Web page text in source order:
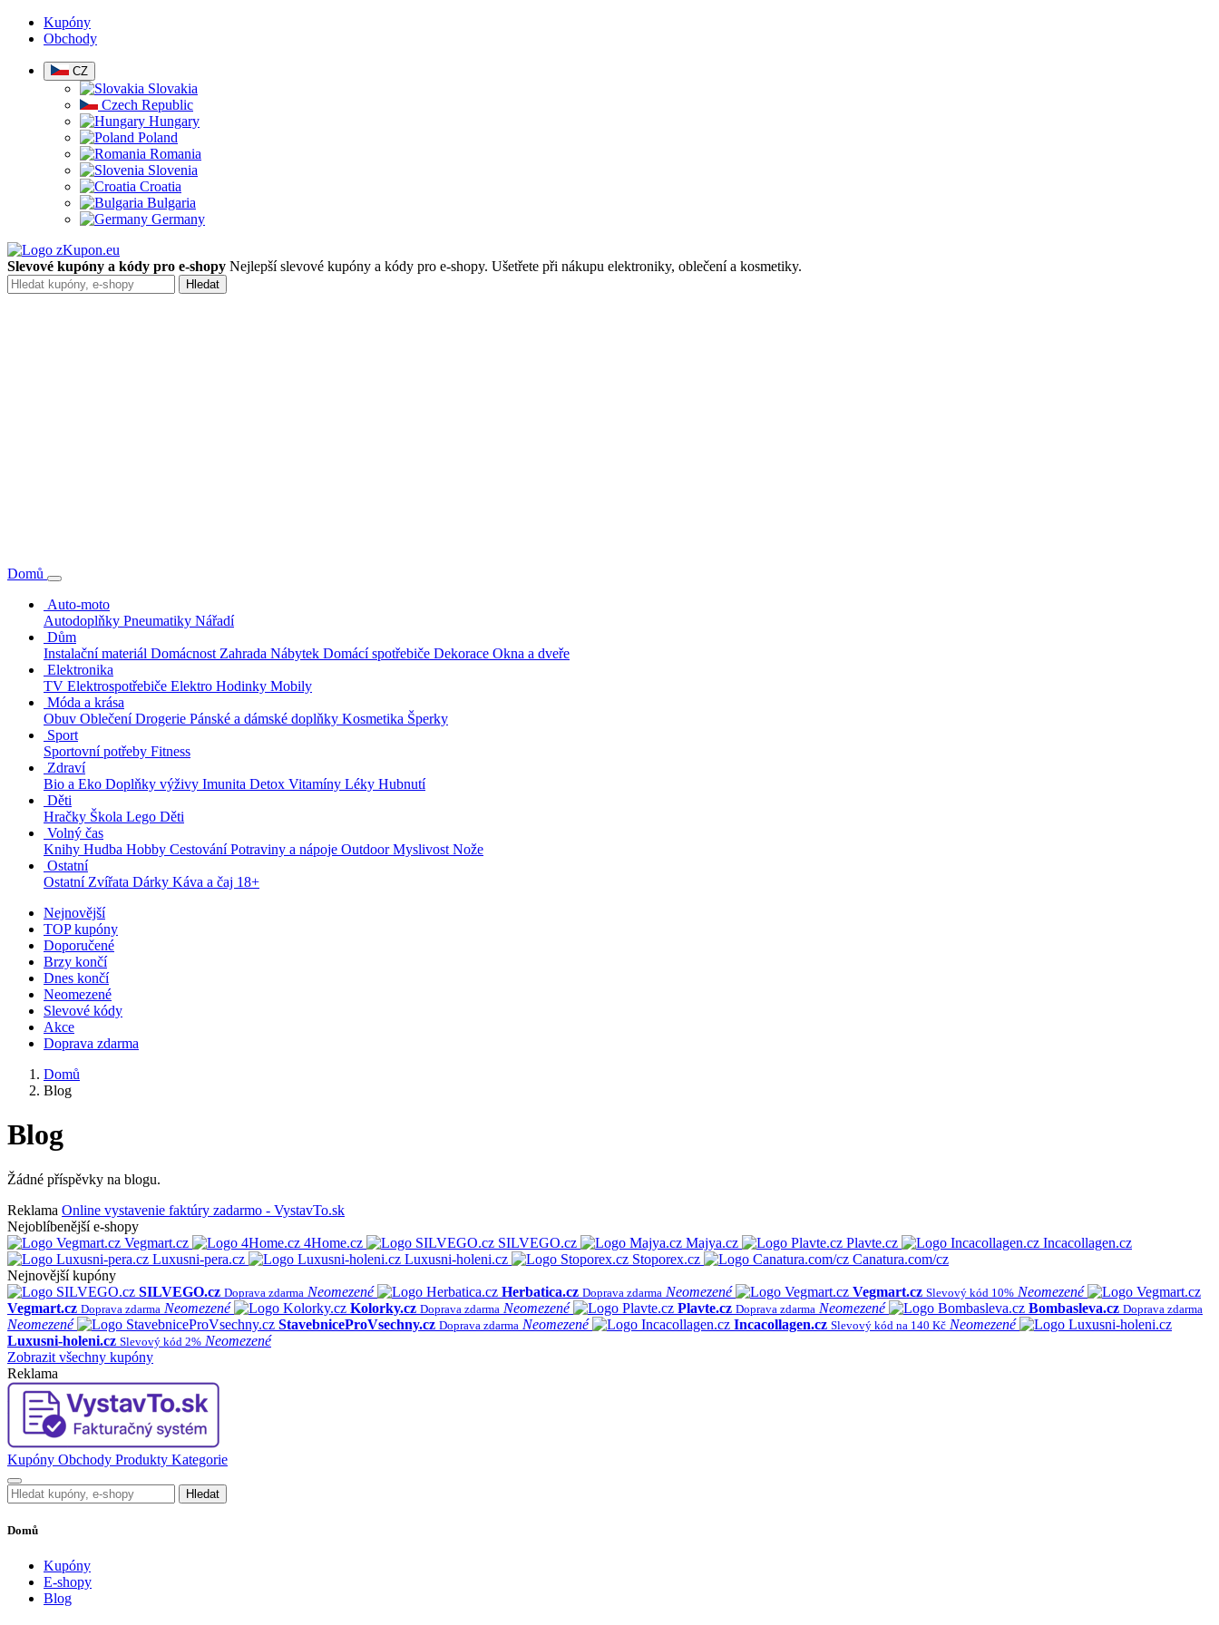
Kupóny
Obchody
CZ
Slovakia
Czech Republic
Hungary
Poland
Romania
Slovenia
Croatia
Bulgaria
Germany
Slevové kupóny a kódy pro e-shopy Nejlepší slevové kupóny a kódy pro e-shopy. Ušetřete při nákupu elektroniky, oblečení a kosmetiky.
Hledat
Domů
Auto-moto
Autodoplňky Pneumatiky Nářadí
Dům
Instalační materiál Domácnost Zahrada Nábytek Domácí spotřebiče Dekorace Okna a dveře
Elektronika
TV Elektrospotřebiče Elektro Hodinky Mobily
Móda a krása
Obuv OblečeníDrogerie Pánské a dámské doplňky Kosmetika Šperky
Sport
Sportovní potřeby Fitness
Zdraví
Bio a Eko Doplňky výživy Imunita Detox Vitamíny Léky Hubnutí
Děti
Hračky Škola Lego Děti
Volný čas
Knihy Hudba Hobby CestováníPotraviny a nápoje OutdoorMyslivost Nože
Ostatní
Ostatní Zvířata Dárky Káva a čaj 18+
Nejnovější
TOP kupóny
Doporučené
Brzy končí
Dnes končí
Neomezené
Slevové kódy
Akce
Doprava zdarma
Domů
Blog
Blog
Žádné příspěvky na blogu.
Reklama Online vystavenie faktúry zadarmo - VystavTo.sk
Nejoblíbenější e-shopy
Vegmart.cz
4Home.cz SILVEGO.cz Majya.cz Plavte.cz
Incacollagen.cz
Luxusni-pera.cz
Luxusni-holeni.cz Stoporex.cz
Canatura.com/cz
Nejnovější kupóny
SILVEGO.cz Doprava zdarma Neomezené Herbatica.cz Doprava zdarma Neomezené Vegmart.cz Slevový kód 10% Neomezené
Vegmart.cz Doprava zdarma Neomezené Kolorky.cz Doprava zdarma Neomezené Plavte.cz Doprava zdarma Neomezené Bombasleva.cz Doprava zdarma
Neomezené StavebniceProVsechny.cz Doprava zdarma Neomezené Incacollagen.cz Slevový kód na 140 Kč Neomezené
Luxusni-holeni.cz Slevový kód 2% Neomezené
Zobrazit všechny kupóny
Reklama
Kupóny Obchody Produkty Kategorie
Hledat
Domů
Kupóny
E-shopy
Blog